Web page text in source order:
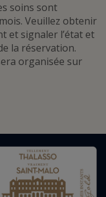
soins sont
Veuillez obtenir
et signaler l’état et
la réservation.
organisée sur